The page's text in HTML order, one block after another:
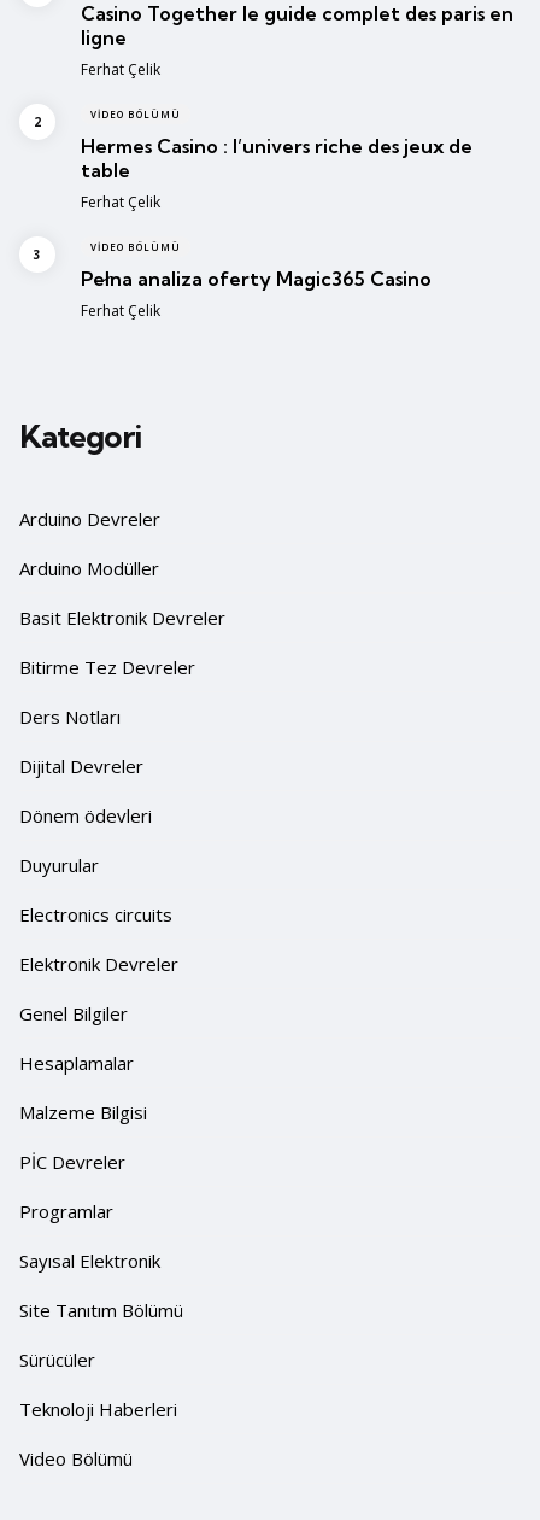
Casino Together le guide complet des paris en
ligne
Posted
Ferhat Çelik
VIDEO BÖLÜMÜ
Hermes Casino : l’univers riche des jeux de
table
Posted
Ferhat Çelik
VIDEO BÖLÜMÜ
Pełna analiza oferty Magic365 Casino
Posted
Ferhat Çelik
Kategori
Arduino Devreler
Arduino Modüller
Basit Elektronik Devreler
Bitirme Tez Devreler
Ders Notları
Dijital Devreler
Dönem ödevleri
Duyurular
Electronics circuits
Elektronik Devreler
Genel Bilgiler
Hesaplamalar
Malzeme Bilgisi
PİC Devreler
Programlar
Sayısal Elektronik
Site Tanıtım Bölümü
Sürücüler
Teknoloji Haberleri
Video Bölümü